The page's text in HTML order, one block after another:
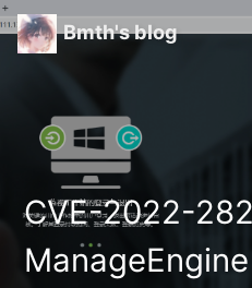
Bmth's blog
CVE-2022-